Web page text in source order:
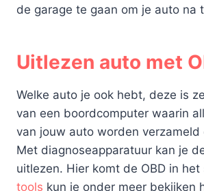
de garage te gaan om je auto na
Uitlezen auto met
Welke auto je ook hebt, deze is
van een boordcomputer waarin
van jouw auto worden verzameld
Met diagnoseapparatuur kan je
uitlezen. Hier komt de OBD in het
tools kun je onder meer bekijken